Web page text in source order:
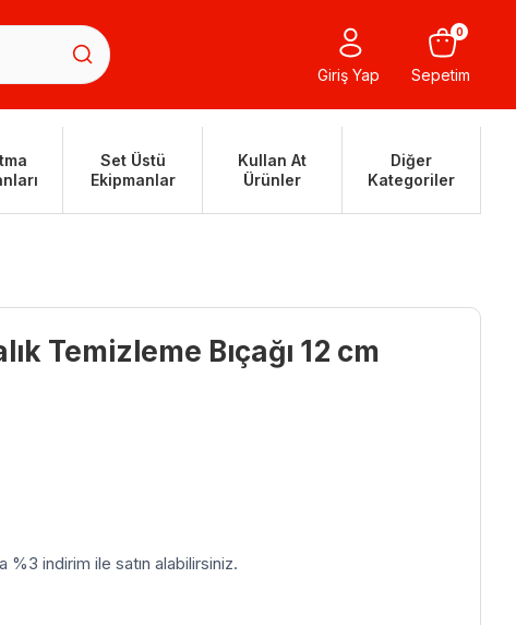
Giriş Yap Sepetim
0
Set Üstü
Ekipmanlar
Kullan At
Ürünler
Diğer
Kategoriler
Temizleme Bıçağı 12 cm
%3 indirim ile satın alabilirsiniz.